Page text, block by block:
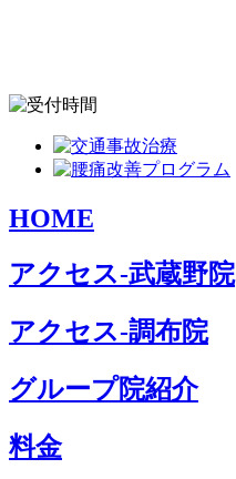
HOME
アクセス-武蔵野院
アクセス-調布院
グループ院紹介
料金